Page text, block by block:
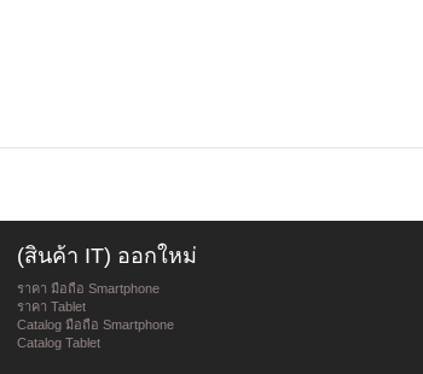
(สินค้า IT) ออกใหม่
ราคา มือถือ Smartphone
ราคา Tablet
Catalog มือถือ Smartphone
Catalog Tablet